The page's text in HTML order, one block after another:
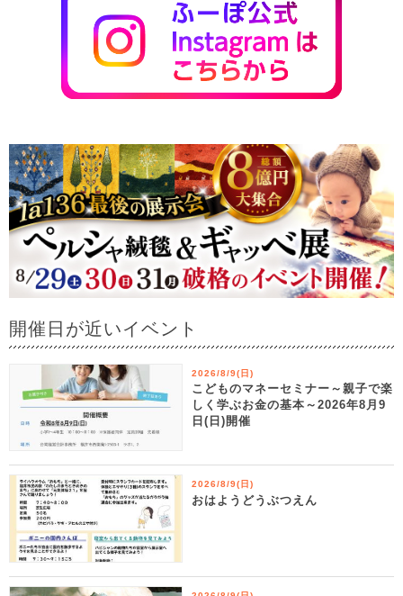
開催日が近いイベント
2026/8/9(日)
こどものマネーセミナー～親子で楽
しく学ぶお金の基本～2026年8月9
日(日)開催
2026/8/9(日)
おはようどうぶつえん